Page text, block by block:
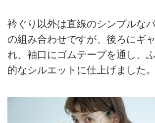
衿ぐり以外は直線のシンプルな
の組み合わせですが、後ろにギ
れ、袖口にゴムテープを通し、
的なシルエットに仕上げました。